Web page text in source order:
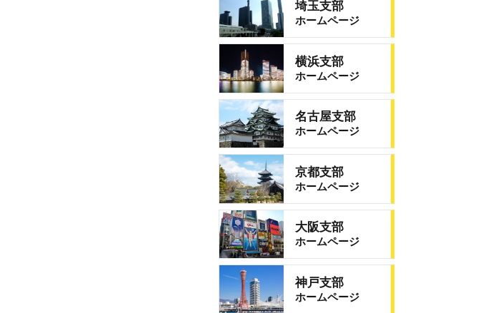
埼玉支部
ホームページ
横浜支部
ホームページ
名古屋支部
ホームページ
京都支部
ホームページ
大阪支部
ホームページ
神戸支部
ホームページ